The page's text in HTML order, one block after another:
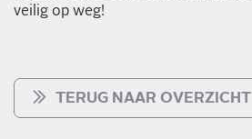
veilig op weg!
TERUG NAAR OVERZICHT